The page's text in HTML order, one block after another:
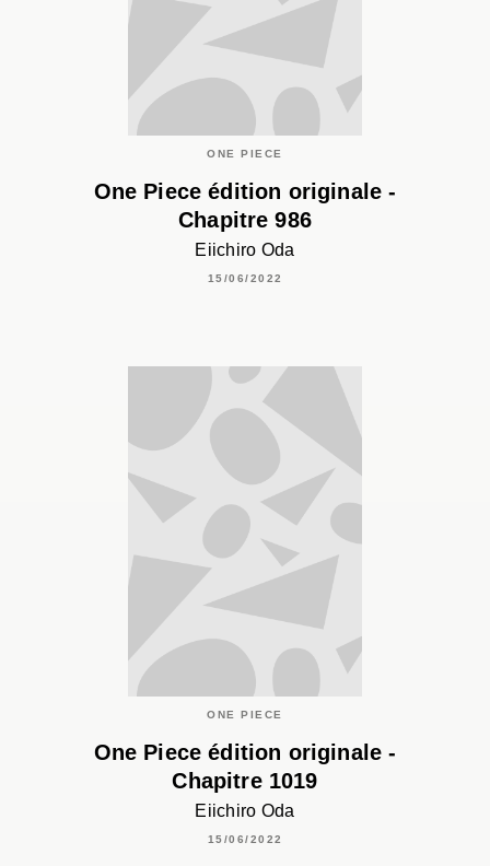
ONE PIECE
One Piece édition originale -
Chapitre 986
Eiichiro Oda
15/06/2022
ONE PIECE
One Piece édition originale -
Chapitre 1019
Eiichiro Oda
15/06/2022